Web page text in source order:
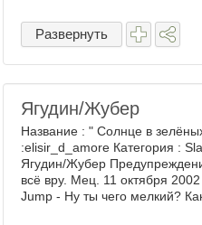
пишет в
Развернуть
Ягудин/Жубер
Название : " Солнце в
:elisir_d_amore Категория :
Ягудин/Жубер
всё вру. Мец. 11 октября
Jump - Ну ты чего мелкий?